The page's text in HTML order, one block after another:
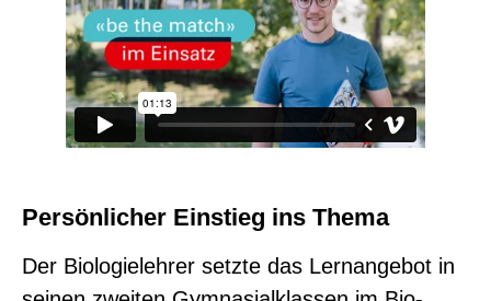
Persönlicher Einstieg ins Thema
Der Biologielehrer setzte das Lernangebot in